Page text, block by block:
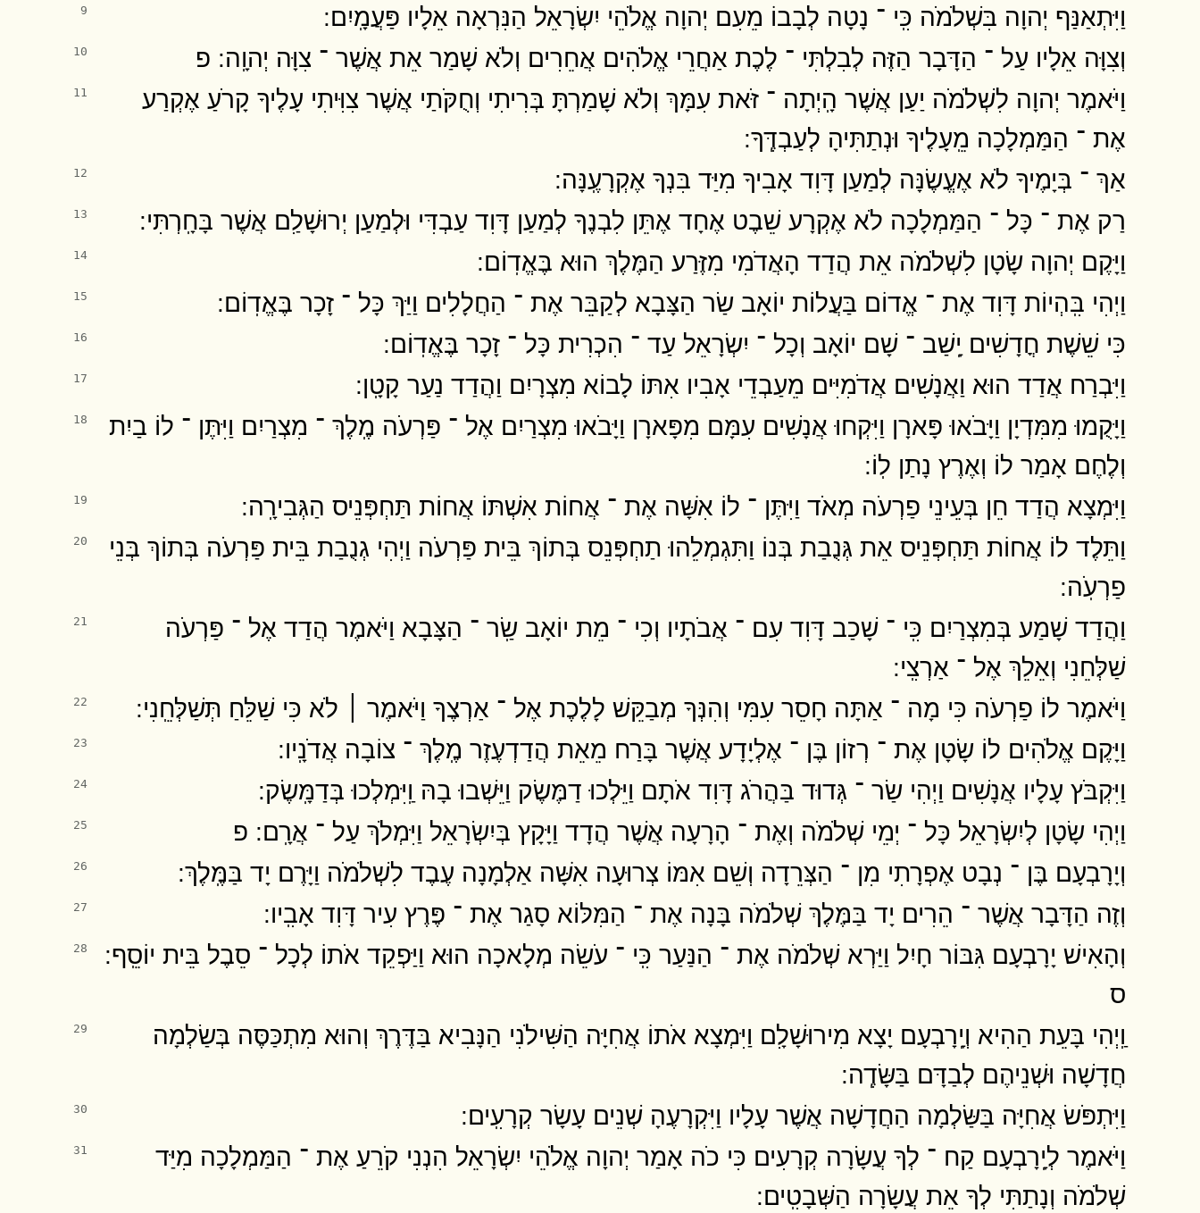
9 וַיִּתְאַנַּף יְהוָה בִּשְׁלֹמֹה כִּֽי ־ נָטָה לְבָבוֹ מֵעִם יְהוָה אֱלֹהֵי יִשְׂרָאֵל הַנִּרְאָה אֵלָיו פַּעֲמָֽיִם ׃
10 וְצִוָּה אֵלָיו עַל ־ הַדָּבָר הַזֶּה לְבִלְתִּי ־ לֶכֶת אַחֲרֵי אֱלֹהִים אֲחֵרִים וְלֹא שָׁמַר אֵת אֲשֶׁר ־ צִוָּה יְהוָֽה ׃ פ
11
וַיֹּאמֶר יְהוָה לִשְׁלֹמֹה יַעַן אֲשֶׁר הָֽיְתָה ־ זֹּאת עִמָּךְ וְלֹא שָׁמַרְתָּ בְּרִיתִי וְחֻקֹּתַי אֲשֶׁר צִוִּיתִי עָלֶיךָ קָרֹעַ אֶקְרַע
אֶת ־ הַמַּמְלָכָה מֵֽעָלֶיךָ וּנְתַתִּיהָ לְעַבְדֶּֽךָ ׃
12 אַךְ ־ בְּיָמֶיךָ לֹא אֶעֱשֶׂנָּה לְמַעַן דָּוִד אָבִיךָ מִיַּד בִּנְךָ אֶקְרָעֶֽנָּה ׃
13 רַק אֶת ־ כָּל ־ הַמַּמְלָכָה לֹא אֶקְרָע שֵׁבֶט אֶחָד אֶתֵּן לִבְנֶךָ לְמַעַן דָּוִד עַבְדִּי וּלְמַעַן יְרוּשָׁלִַם אֲשֶׁר בָּחָֽרְתִּי ׃
14 וַיָּקֶם יְהוָה שָׂטָן לִשְׁלֹמֹה אֵת הֲדַד הָאֲדֹמִי מִזֶּרַע הַמֶּלֶךְ הוּא בֶּאֱדֽוֹם ׃
15 וַיְהִי בִּֽהְיוֹת דָּוִד אֶת ־ אֱדוֹם בַּעֲלוֹת יוֹאָב שַׂר הַצָּבָא לְקַבֵּר אֶת ־ הַחֲלָלִים וַיַּךְ כָּל ־ זָכָר בֶּאֱדֽוֹם ׃
16 כִּי שֵׁשֶׁת חֳדָשִׁים יָֽשַׁב ־ שָׁם יוֹאָב וְכָל ־ יִשְׂרָאֵל עַד ־ הִכְרִית כָּל ־ זָכָר בֶּאֱדֽוֹם ׃
17 וַיִּבְרַח אֲדַד הוּא וַאֲנָשִׁים אֲדֹמִיִּים מֵעַבְדֵי אָבִיו אִתּוֹ לָבוֹא מִצְרָיִם וַהֲדַד נַעַר קָטָֽן ׃
18
וַיָּקֻמוּ מִמִּדְיָן וַיָּבֹאוּ פָּארָן וַיִּקְחוּ אֲנָשִׁים עִמָּם מִפָּארָן וַיָּבֹאוּ מִצְרַיִם אֶל ־ פַּרְעֹה מֶֽלֶךְ ־ מִצְרַיִם וַיִּתֶּן ־ לוֹ בַיִת
וְלֶחֶם אָמַר לוֹ וְאֶרֶץ נָתַן לֽוֹ ׃
19 וַיִּמְצָא הֲדַד חֵן בְּעֵינֵי פַרְעֹה מְאֹד וַיִּתֶּן ־ לוֹ אִשָּׁה אֶת ־ אֲחוֹת אִשְׁתּוֹ אֲחוֹת תַּחְפְּנֵיס הַגְּבִירָֽה ׃
20
וַתֵּלֶד לוֹ אֲחוֹת תַּחְפְּנֵיס אֵת גְּנֻבַת בְּנוֹ וַתִּגְמְלֵהוּ תַחְפְּנֵס בְּתוֹךְ בֵּית פַּרְעֹה וַיְהִי גְנֻבַת בֵּית פַּרְעֹה בְּתוֹךְ בְּנֵי
פַרְעֹֽה ׃
21
וַהֲדַד שָׁמַע בְּמִצְרַיִם כִּֽי ־ שָׁכַב דָּוִד עִם ־ אֲבֹתָיו וְכִי ־ מֵת יוֹאָב שַֽׂר ־ הַצָּבָא וַיֹּאמֶר הֲדַד אֶל ־ פַּרְעֹה
שַׁלְּחֵנִי וְאֵלֵךְ אֶל ־ אַרְצִֽי ׃
22 וַיֹּאמֶר לוֹ פַרְעֹה כִּי מָה ־ אַתָּה חָסֵר עִמִּי וְהִנְּךָ מְבַקֵּשׁ לָלֶכֶת אֶל ־ אַרְצֶךָ וַיֹּאמֶר ׀ לֹא כִּי שַׁלֵּחַ תְּשַׁלְּחֵֽנִי ׃
23 וַיָּקֶם אֱלֹהִים לוֹ שָׂטָן אֶת ־ רְזוֹן בֶּן ־ אֶלְיָדָע אֲשֶׁר בָּרַח מֵאֵת הֲדַדְעֶזֶר מֶֽלֶךְ ־ צוֹבָה אֲדֹנָֽיו ׃
24 וַיִּקְבֹּץ עָלָיו אֲנָשִׁים וַיְהִי שַׂר ־ גְּדוּד בַּהֲרֹג דָּוִד אֹתָם וַיֵּלְכוּ דַמֶּשֶׂק וַיֵּשְׁבוּ בָהּ וַֽיִּמְלְכוּ בְּדַמָּֽשֶׂק ׃
25 וַיְהִי שָׂטָן לְיִשְׂרָאֵל כָּל ־ יְמֵי שְׁלֹמֹה וְאֶת ־ הָרָעָה אֲשֶׁר הֲדָד וַיָּקָץ בְּיִשְׂרָאֵל וַיִּמְלֹךְ עַל ־ אֲרָֽם ׃ פ
26 וְיָרָבְעָם בֶּן ־ נְבָט אֶפְרָתִי מִן ־ הַצְּרֵדָה וְשֵׁם אִמּוֹ צְרוּעָה אִשָּׁה אַלְמָנָה עֶבֶד לִשְׁלֹמֹה וַיָּרֶם יָד בַּמֶּֽלֶךְ ׃
27 וְזֶה הַדָּבָר אֲשֶׁר ־ הֵרִים יָד בַּמֶּלֶךְ שְׁלֹמֹה בָּנָה אֶת ־ הַמִּלּוֹא סָגַר אֶת ־ פֶּרֶץ עִיר דָּוִד אָבִֽיו ׃
28
וְהָאִישׁ יָרָבְעָם גִּבּוֹר חָיִל וַיַּרְא שְׁלֹמֹה אֶת ־ הַנַּעַר כִּֽי ־ עֹשֵׂה מְלָאכָה הוּא וַיַּפְקֵד אֹתוֹ לְכָל ־ סֵבֶל בֵּית יוֹסֵֽף ׃
ס
29
וַֽיְהִי בָּעֵת הַהִיא וְיָֽרָבְעָם יָצָא מִירוּשָׁלִָם וַיִּמְצָא אֹתוֹ אֲחִיָּה הַשִּׁילֹנִי הַנָּבִיא בַּדֶּרֶךְ וְהוּא מִתְכַּסֶּה בְּשַׂלְמָה
חֲדָשָׁה וּשְׁנֵיהֶם לְבַדָּם בַּשָּׂדֶֽה ׃
30 וַיִּתְפֹּשׂ אֲחִיָּה בַּשַּׂלְמָה הַחֲדָשָׁה אֲשֶׁר עָלָיו וַיִּקְרָעֶהָ שְׁנֵים עָשָׂר קְרָעִֽים ׃
31
וַיֹּאמֶר לְיָֽרָבְעָם קַח ־ לְךָ עֲשָׂרָה קְרָעִים כִּי כֹה אָמַר יְהוָה אֱלֹהֵי יִשְׂרָאֵל הִנְנִי קֹרֵעַ אֶת ־ הַמַּמְלָכָה מִיַּד
שְׁלֹמֹה וְנָתַתִּי לְךָ אֵת עֲשָׂרָה הַשְּׁבָטִֽים ׃